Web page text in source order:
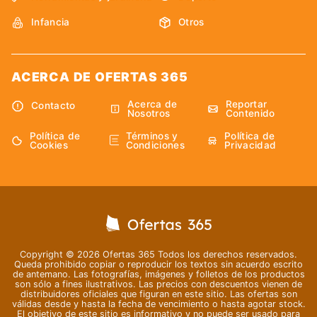
Infancia Otros
ACERCA DE OFERTAS 365
Contacto
Acerca de
Nosotros
Reportar
Contenido
Política de
Cookies
Términos y
Condiciones
Política de
Privacidad
Copyright © 2026 Ofertas 365 Todos los derechos reservados.
Queda prohibido copiar o reproducir los textos sin acuerdo escrito
de antemano. Las fotografías, imágenes y folletos de los productos
son sólo a fines ilustrativos. Las precios con descuentos vienen de
distribuidores oficiales que figuran en este sitio. Las ofertas son
válidas desde y hasta la fecha de vencimiento o hasta agotar stock.
El objetivo de este sitio es informativo y no puede ser usado para